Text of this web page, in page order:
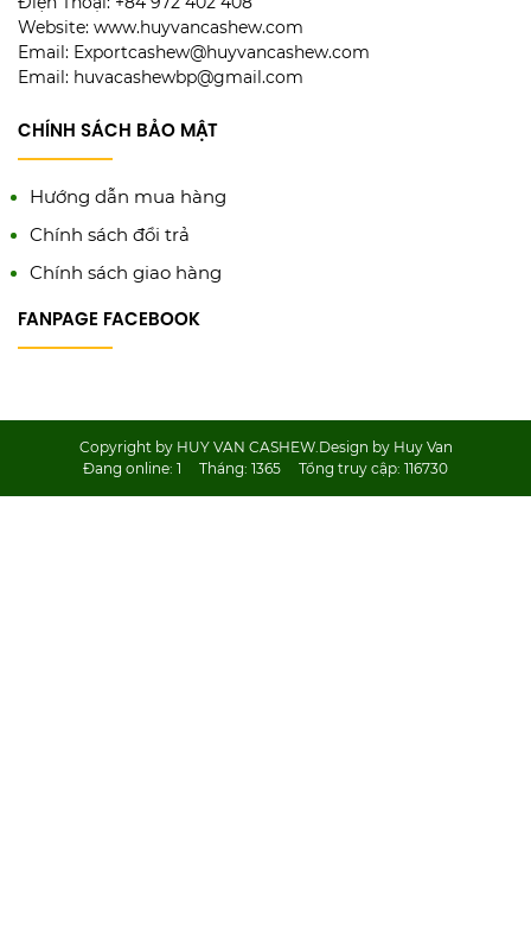
Website: www.huyvancashew.com
Email: Exportcashew@huyvancashew.com
Email: huvacashewbp@gmail.com
CHÍNH SÁCH BẢO MẬT
Hướng dẫn mua hàng
Chính sách đổi trả
Chính sách giao hàng
FANPAGE FACEBOOK
Copyright by HUY VAN CASHEW.Design by Huy Van
Đang online: 1 Tháng: 1365 Tổng truy cập: 116730